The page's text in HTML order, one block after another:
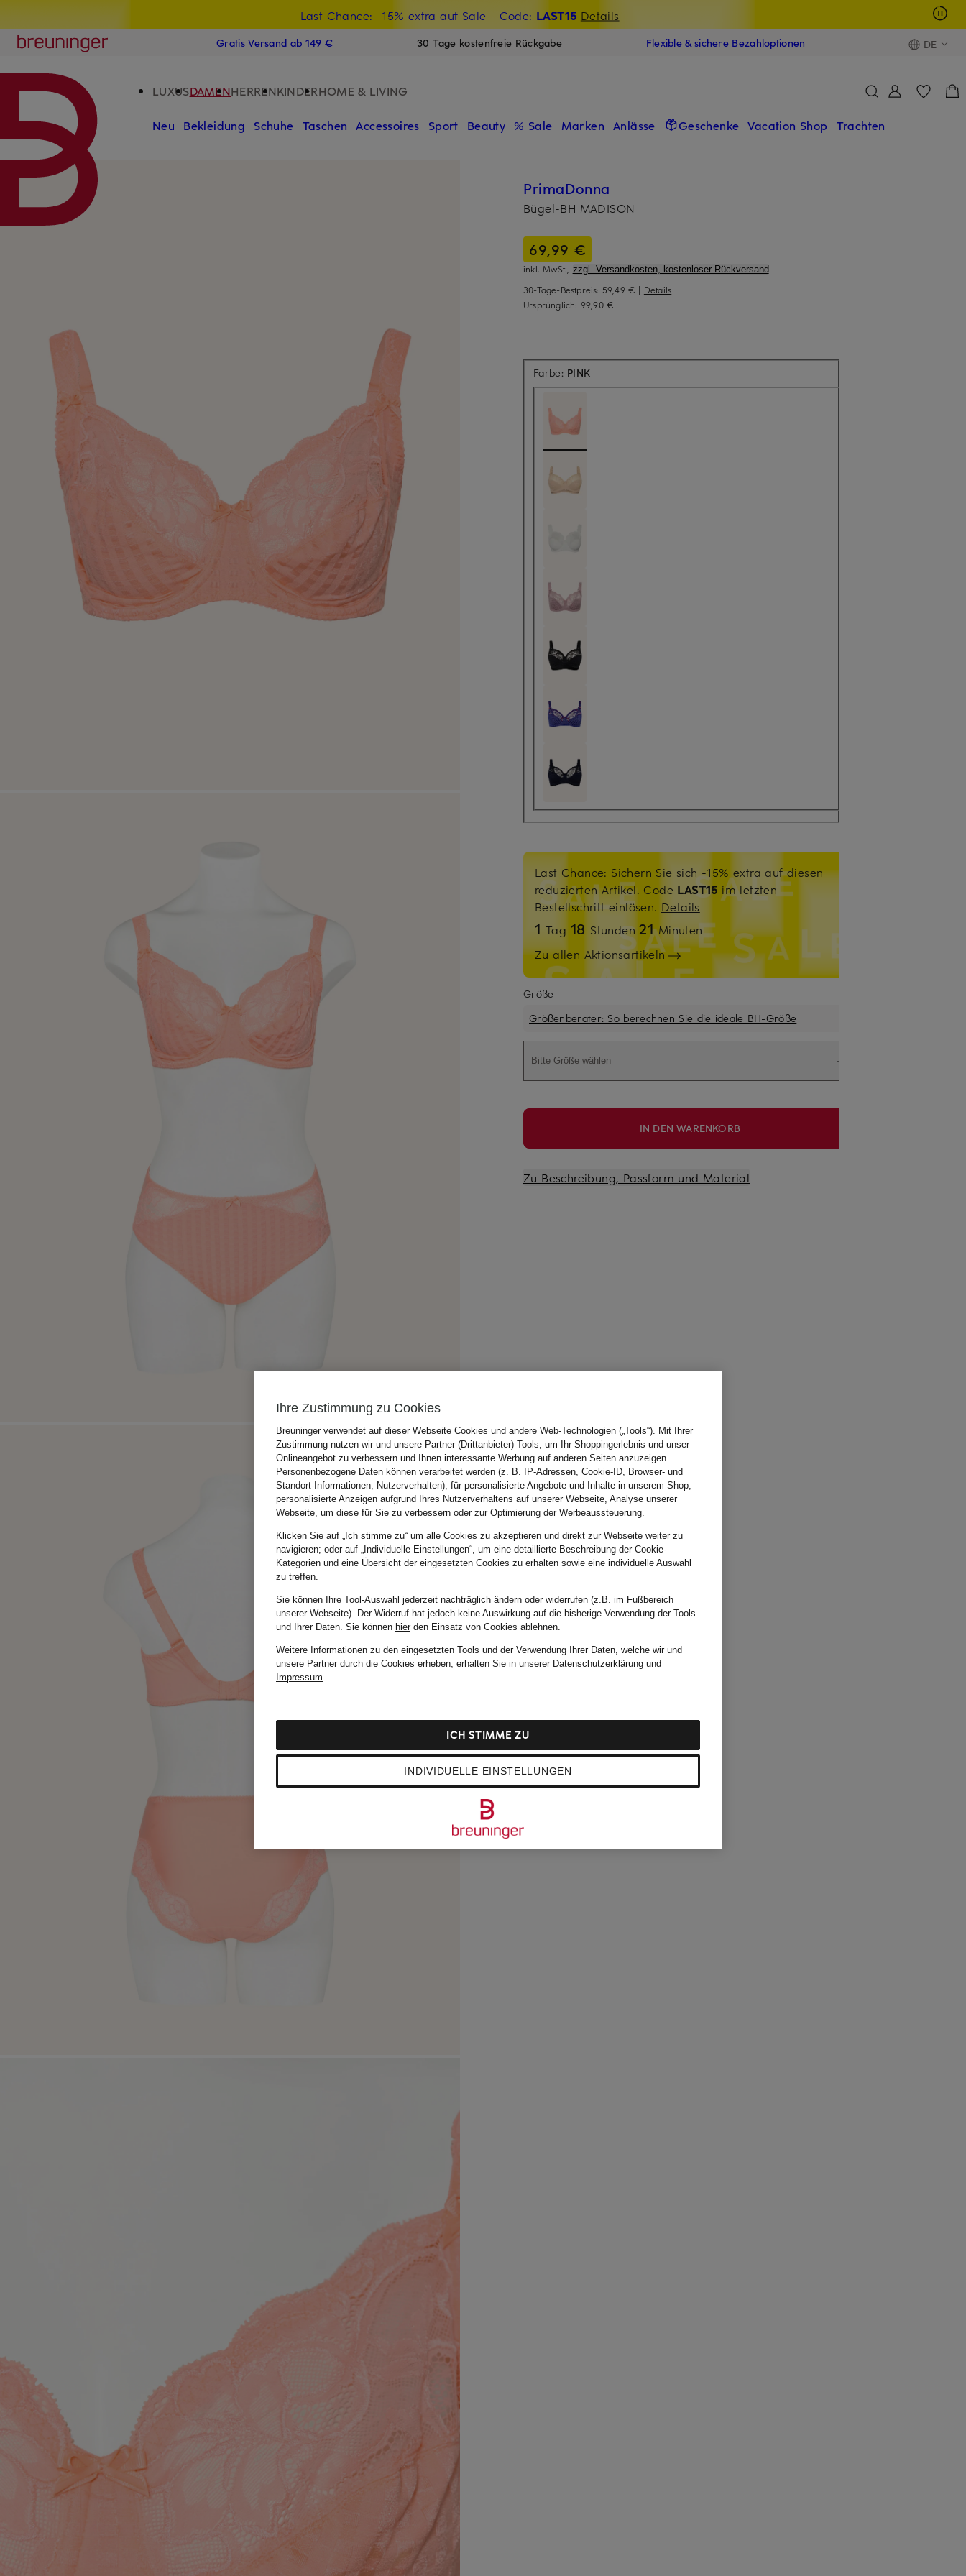
Last Chance: -15% extra auf Sale - Code: LAST15 Details
15€-Willkommensgutschein mit Beyond sichern
Breuninger
Gratis Versand ab 149 € 30 Tage kostenfreie Rückgabe Flexible & sichere Bezahloptionen DE
LUXUSDAMENHERRENKINDERHOME & LIVING
Neu Bekleidung Schuhe Taschen Accessoires Sport Beauty % Sale Marken Anlässe Geschenke Vacation Shop Trachten
PrimaDonna
Bügel-BH MADISON
69,99 €
inkl. MwSt., zzgl. Versandkosten, kostenloser Rückversand
30-Tage-Bestpreis: 59,49 € | Details
Ursprünglich: 99,90 €
Farbe: PINK
Last Chance: Sichern Sie sich -15% extra auf diesen
reduzierten Artikel. Code LAST15 im letzten
Bestellschritt einlösen. Details
1 Tag 18 Stunden21Minuten
Zu allen Aktionsartikeln
Größe
Größenberater: So berechnen Sie die ideale BH-Größe
Bitte Größe wählen
IN DEN WARENKORB
Zu Beschreibung, Passform und Material
Ihre Zustimmung zu Cookies
Breuninger verwendet auf dieser Webseite Cookies und andere Web-Technologien („Tools“). Mit Ihrer
Zustimmung nutzen wir und unsere Partner (Drittanbieter) Tools, um Ihr Shoppingerlebnis und unser
Onlineangebot zu verbessern und Ihnen interessante Werbung auf anderen Seiten anzuzeigen.
Personenbezogene Daten können verarbeitet werden (z. B. IP-Adressen, Cookie-ID, Browser- und
Standort-Informationen, Nutzerverhalten), für personalisierte Angebote und Inhalte in unserem Shop,
personalisierte Anzeigen aufgrund Ihres Nutzerverhaltens auf unserer Webseite, Analyse unserer
Webseite, um diese für Sie zu verbessern oder zur Optimierung der Werbeaussteuerung.
Klicken Sie auf „Ich stimme zu“ um alle Cookies zu akzeptieren und direkt zur Webseite weiter zu
navigieren; oder auf „Individuelle Einstellungen“, um eine detaillierte Beschreibung der Cookie-
Kategorien und eine Übersicht der eingesetzten Cookies zu erhalten sowie eine individuelle Auswahl
zu treffen.
Sie können Ihre Tool-Auswahl jederzeit nachträglich ändern oder widerrufen (z.B. im Fußbereich
unserer Webseite). Der Widerruf hat jedoch keine Auswirkung auf die bisherige Verwendung der Tools
und Ihrer Daten. Sie können hierden Einsatz von Cookies ablehnen.
Weitere Informationen zu den eingesetzten Tools und der Verwendung Ihrer Daten, welche wir und
unsere Partner durch die Cookies erheben, erhalten Sie in unserer Datenschutzerklärung und
Impressum.
INDIVIDUELLE EINSTELLUNGEN
ICH STIMME ZU